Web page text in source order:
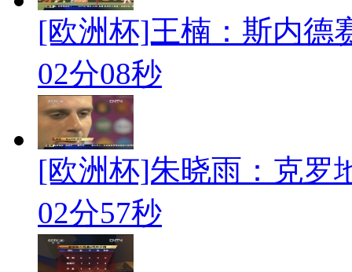
[欧洲杯]王楠：斯内德
02分08秒
[欧洲杯]朱晓雨：克罗
02分57秒